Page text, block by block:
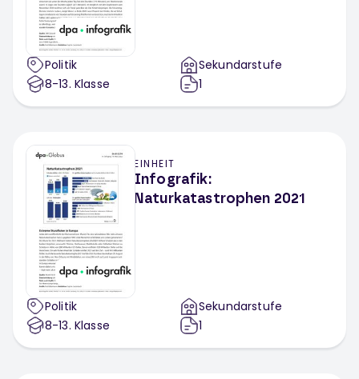
Politik
8-13. Klasse
Sekundarstufe
1
EINHEIT
Infografik:
Naturkatastrophen 2021
Politik
8-13. Klasse
Sekundarstufe
1